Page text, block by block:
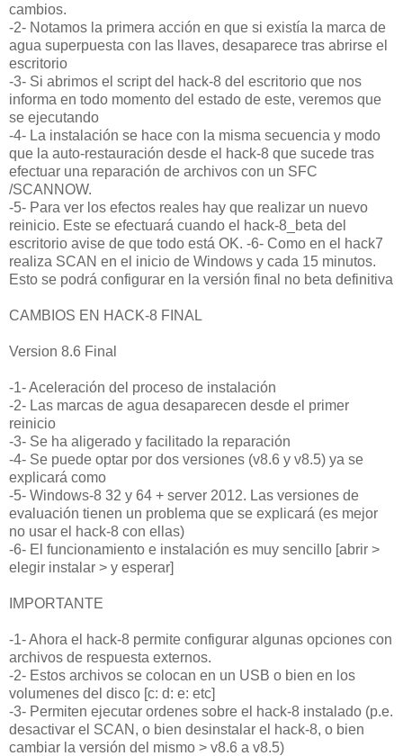
cambios.
-2- Notamos la primera acción en que si existía la marca de
agua superpuesta con las llaves, desaparece tras abrirse el
escritorio
-3- Si abrimos el script del hack-8 del escritorio que nos
informa en todo momento del estado de este, veremos que
se ejecutando
-4- La instalación se hace con la misma secuencia y modo
que la auto-restauración desde el hack-8 que sucede tras
efectuar una reparación de archivos con un SFC
/SCANNOW.
-5- Para ver los efectos reales hay que realizar un nuevo
reinicio. Este se efectuará cuando el hack-8_beta del
escritorio avise de que todo está OK. -6- Como en el hack7
realiza SCAN en el inicio de Windows y cada 15 minutos.
Esto se podrá configurar en la versión final no beta definitiva
CAMBIOS EN HACK-8 FINAL
Version 8.6 Final
-1- Aceleración del proceso de instalación
-2- Las marcas de agua desaparecen desde el primer
reinicio
-3- Se ha aligerado y facilitado la reparación
-4- Se puede optar por dos versiones (v8.6 y v8.5) ya se
explicará como
-5- Windows-8 32 y 64 + server 2012. Las versiones de
evaluación tienen un problema que se explicará (es mejor
no usar el hack-8 con ellas)
-6- El funcionamiento e instalación es muy sencillo [abrir >
elegir instalar > y esperar]
IMPORTANTE
-1- Ahora el hack-8 permite configurar algunas opciones con
archivos de respuesta externos.
-2- Estos archivos se colocan en un USB o bien en los
volumenes del disco [c: d: e: etc]
-3- Permiten ejecutar ordenes sobre el hack-8 instalado (p.e.
desactivar el SCAN, o bien desinstalar el hack-8, o bien
cambiar la versión del mismo > v8.6 a v8.5)